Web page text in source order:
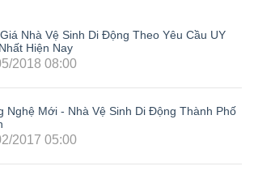
Nhà Vệ Sinh Di Động Theo Yêu Cầu UY
Hiện Nay
2018 08:00
Nghệ Mới - Nhà Vệ Sinh Di Động Thành Phố
2017 05:00